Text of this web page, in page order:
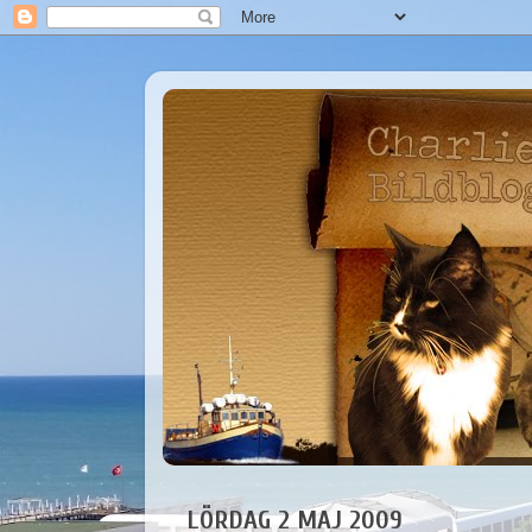
LÖRDAG 2 MAJ 2009